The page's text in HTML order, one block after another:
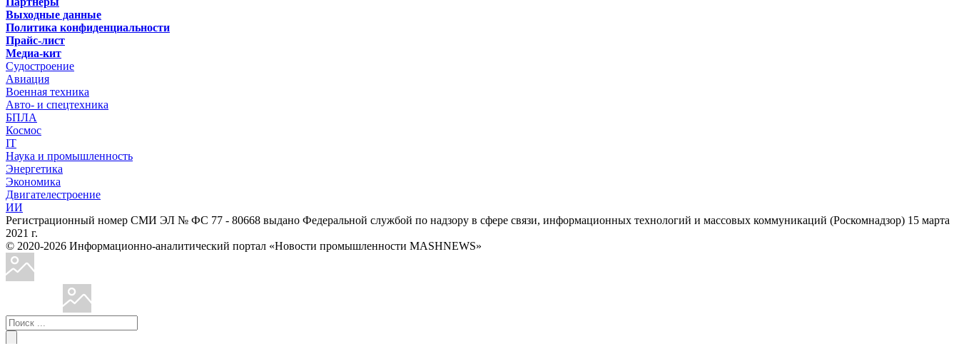
Выходные данные
Политика конфиденциальности
Прайс-лист
Медиа-кит
Судостроение
Авиация
Военная техника
Авто- и спецтехника
БПЛА
Космос
IT
Наука и промышленность
Энергетика
Экономика
Двигателестроение
ИИ
Регистрационный номер СМИ ЭЛ № ФС 77 - 80668 выдано Федеральной службой по надзору в сфере связи, информационных технологий и массовых коммуникаций (Роскомнадзор) 15 марта
2021 г.
© 2020-2026 Информационно-аналитический портал «Новости промышленности MASHNEWS»